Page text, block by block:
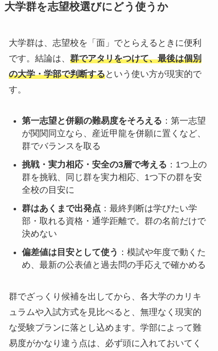
大学群を志望校選びにどう使うか
大学群は、志望校を「面」でとらえるときに便利
です。結論は、 群でアタリをつけて、最後は個別
の大学・学部で判断するという使い方が現実的で
す。
第一志望と併願の難易度をそろえる ：第一志望
が関関同立なら、産近甲龍を併願に置くなど、
群でバランスを取る
挑戦・実力相応・安全の3層で考える ：1つ上の
群を挑戦、同じ群を実力相応、1つ下の群を安
全校の目安に
群はあくまで出発点 ：最終判断は学びたい学
部・取れる資格・通学距離で。群の名前だけで
決めない
偏差値は目安として使う ：模試や年度で動くた
め、最新の公表値と過去問の手応えで確かめる
群でざっくり候補を出してから、各大学のカリキ
ュラムや入試方式を見比べると、無理なく現実的
な受験プランに落とし込めます。学部によって難
易度がかなり違う点は、必ず頭に入れておいてく